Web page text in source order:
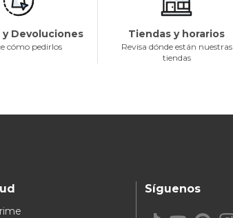
y Devoluciones
cómo pedirlos
Tiendas y horarios
Revisa dónde están nuestras
tiendas
Síguenos